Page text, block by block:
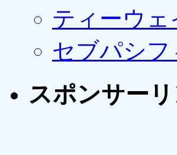
ティーウェ
セブパシ
スポンサー